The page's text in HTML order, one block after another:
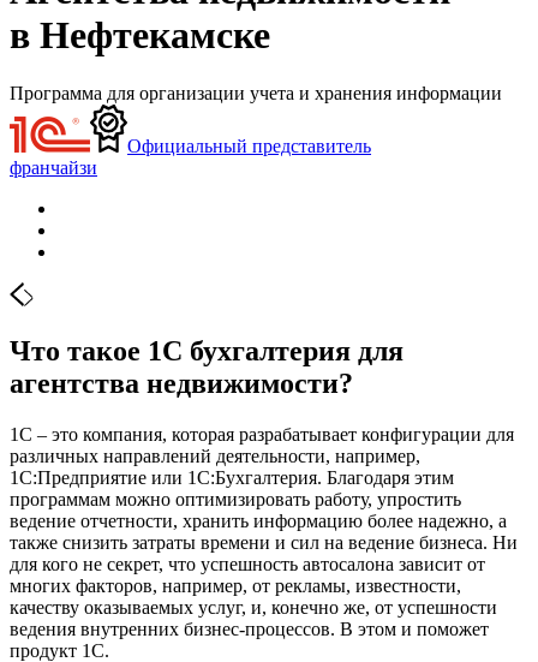
в Нефтекамске
Программа для организации учета и хранения информации
Официальный представитель
франчайзи
Что такое 1С бухгалтерия для
агентства недвижимости?
1С – это компания, которая разрабатывает конфигурации для
различных направлений деятельности, например,
1С:Предприятие или 1С:Бухгалтерия. Благодаря этим
программам можно оптимизировать работу, упростить
ведение отчетности, хранить информацию более надежно, а
также снизить затраты времени и сил на ведение бизнеса. Ни
для кого не секрет, что успешность автосалона зависит от
многих факторов, например, от рекламы, известности,
качеству оказываемых услуг, и, конечно же, от успешности
ведения внутренних бизнес-процессов. В этом и поможет
продукт 1С.